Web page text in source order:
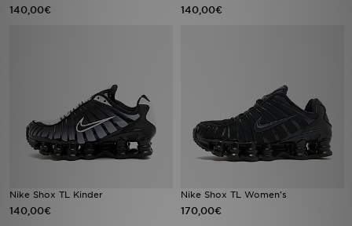
140,00€ 140,00€
Nike Shox TL Kinder
140,00€
Nike Shox TL Women's
170,00€